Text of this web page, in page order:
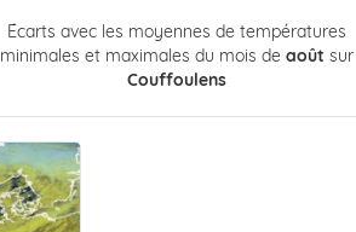
Écarts avec les moyennes de températures
minimales et maximales du mois de août sur
Couffoulens